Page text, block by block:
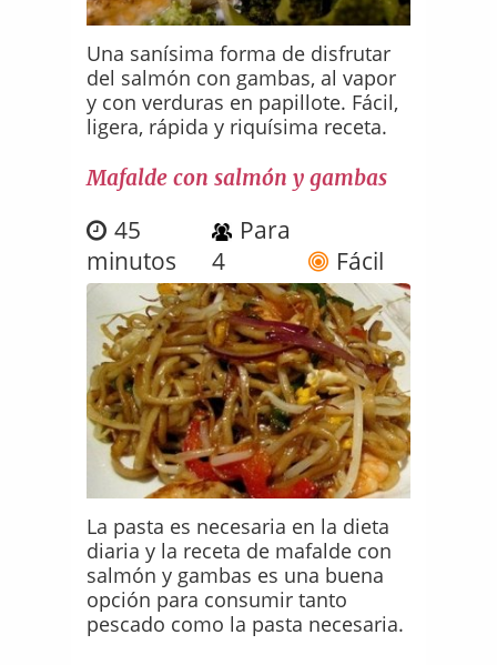
Una sanísima forma de disfrutar
del salmón con gambas, al vapor
y con verduras en papillote. Fácil,
ligera, rápida y riquísima receta.
Mafalde con salmón y gambas
45
minutos
Para
4
Fácil
La pasta es necesaria en la dieta
diaria y la receta de mafalde con
salmón y gambas es una buena
opción para consumir tanto
pescado como la pasta necesaria.